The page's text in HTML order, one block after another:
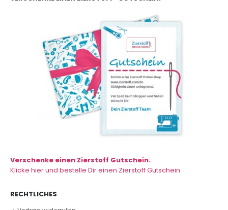
Verschenke einen Zierstoff Gutschein.
Klicke hier und bestelle Dir einen Zierstoff Gutschein
RECHTLICHES